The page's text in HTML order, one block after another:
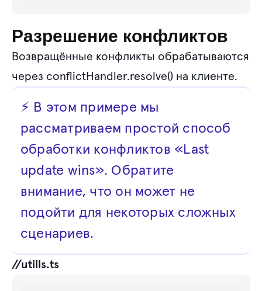
Разрешение конфликтов
Возвращённые конфликты обрабатываются
через conflictHandler.resolve() на клиенте.
⚡ В этом примере мы
рассматриваем простой способ
обработки конфликтов «Last
update wins». Обратите
внимание, что он может не
подойти для некоторых сложных
сценариев.
//utills.ts